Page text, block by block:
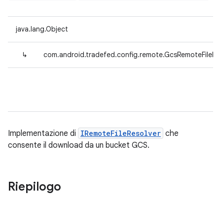
java.lang.Object
↳
Implementazione di IRemoteFileResolver che
consente il download da un bucket GCS.
Riepilogo